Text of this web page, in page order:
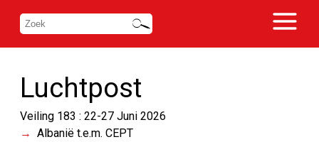
Luchtpost
Veiling 183 : 22-27 Juni 2026
Albanië t.e.m. CEPT